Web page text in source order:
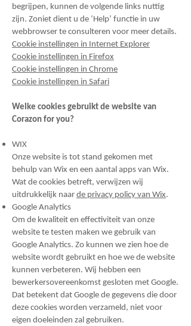
begrijpen, kunnen de volgende links nuttig
zijn. Zoniet dient u de ‘Help’ functie in uw
webbrowser te consulteren voor meer details.
Cookie instellingen in Internet Explorer
Cookie instellingen in Firefox
Cookie instellingen in Chrome
Cookie instellingen in Safari
Welke cookies gebruikt de website van
Corazon for you?
WIX
Onze website is tot stand gekomen met
behulp van Wix en een aantal apps van Wix.
Wat de cookies betreft, verwijzen wij
uitdrukkelijk naarde privacy policy van Wix.
Google Analytics
Om de kwaliteit en effectiviteit van onze
website te testen maken we gebruik van
Google Analytics. Zo kunnen we zien hoe de
website wordt gebruikt en hoe we de website
kunnen verbeteren. Wij hebben een
bewerkersovereenkomst gesloten met Google.
Dat betekent dat Google de gegevens die door
deze cookies worden verzameld, niet voor
eigen doeleinden zal gebruiken.